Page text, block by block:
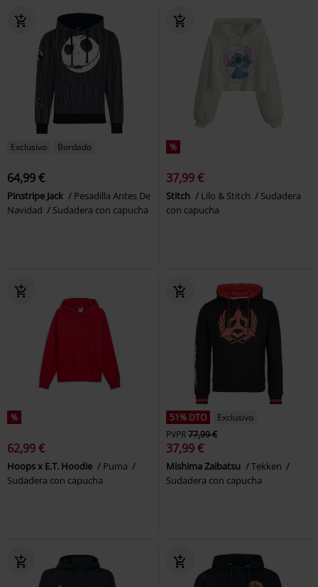
Exclusivo Bordado
64,99 €
Pinstripe Jack
Pesadilla Antes De
Navidad
Sudadera con capucha
%
37,99 €
Stitch Lilo & Stitch
Sudadera
con capucha
%
62,99 €
Hoops x E.T. Hoodie
Puma
Sudadera con capucha
51% DTO
Exclusivo
PVPR77,99 €
37,99 €
Mishima Zaibatsu
Tekken
Sudadera con capucha